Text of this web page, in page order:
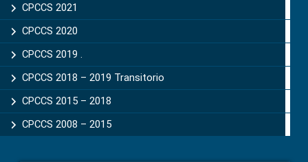
CPCCS 2021
CPCCS 2020
CPCCS 2019 .
CPCCS 2018 – 2019 Transitorio
CPCCS 2015 – 2018
CPCCS 2008 – 2015